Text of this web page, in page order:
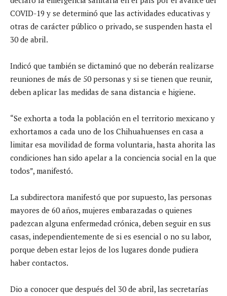
COVID-19 y se determinó que las actividades educativas y
otras de carácter público o privado, se suspenden hasta el
30 de abril.
Indicó que también se dictaminó que no deberán realizarse
reuniones de más de 50 personas y si se tienen que reunir,
deben aplicar las medidas de sana distancia e higiene.
“Se exhorta a toda la población en el territorio mexicano y
exhortamos a cada uno de los Chihuahuenses en casa a
limitar esa movilidad de forma voluntaria, hasta ahorita las
condiciones han sido apelar a la conciencia social en la que
todos”, manifestó.
La subdirectora manifestó que por supuesto, las personas
mayores de 60 años, mujeres embarazadas o quienes
padezcan alguna enfermedad crónica, deben seguir en sus
casas, independientemente de si es esencial o no su labor,
porque deben estar lejos de los lugares donde pudiera
haber contactos.
Dio a conocer que después del 30 de abril, las secretarías